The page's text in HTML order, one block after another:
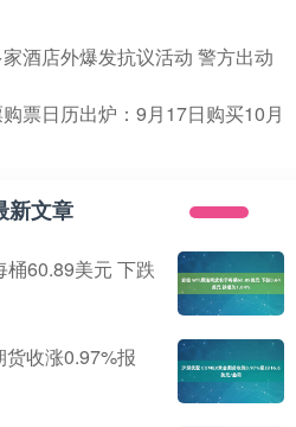
酒店外爆发抗议活动 警方出动
票日历出炉：9月17日购买10月
新文章
60.89美元 下跌
收涨0.97%报